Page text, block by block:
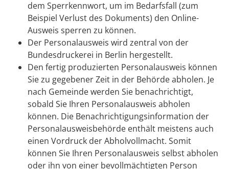
dem Sperrkennwort, um im Bedarfsfall (zum
Beispiel Verlust des Dokuments) den Online-
Ausweis sperren zu können.
Der Personalausweis wird zentral von der
Bundesdruckerei in Berlin hergestellt.
Den fertig produzierten Personalausweis können
Sie zu gegebener Zeit in der Behörde abholen. Je
nach Gemeinde werden Sie benachrichtigt,
sobald Sie Ihren Personalausweis abholen
können. Die Benachrichtigungsinformation der
Personalausweisbehörde enthält meistens auch
einen Vordruck der Abholvollmacht. Somit
können Sie Ihren Personalausweis selbst abholen
oder ihn von einer bevollmächtigten Person